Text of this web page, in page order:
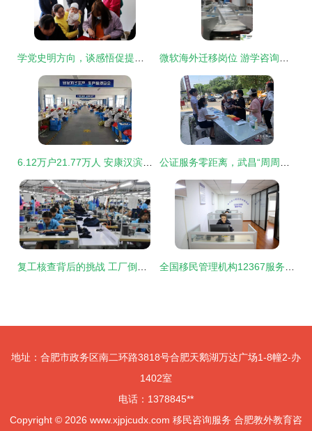
地址：合肥市政务区南二环路3818号合肥天鹅湖万达广场1-8幢2-办
1402室
电话：1378845**
Copyright © 2026 www.xjpjcudx.com 移民咨询服务 合肥教外教育咨